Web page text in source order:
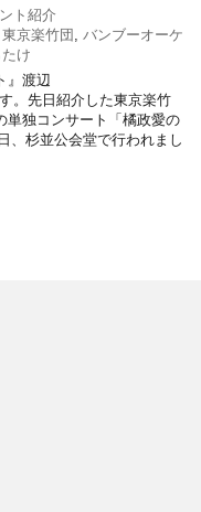
ト紹介
東京楽竹団
バンブーオーケ
け
』渡辺
。先日紹介した東京楽竹
単独コンサート「橘政愛の
、杉並公会堂で行われまし